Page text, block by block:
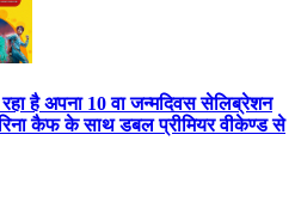
है अपना 10 वा जन्मदिवस सेलिब्रेशन
कैफ के साथ डबल प्रीमियर वीकेण्ड से